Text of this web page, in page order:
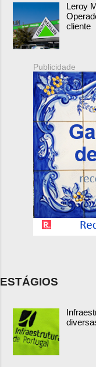
Leroy
cliente
Publicidade
ESTÁGIOS